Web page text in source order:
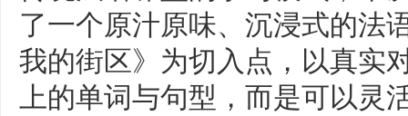
了一个原汁原味、沉浸式的法
我的街区》为切入点，以真实
上的单词与句型，而是可以灵